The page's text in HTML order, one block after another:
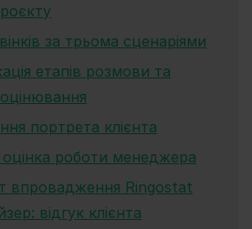
за трьома сценаріями
етапів розмови та
портрета клієнта
оцінка роботи менеджера
впровадження Ringostat
відгук клієнта